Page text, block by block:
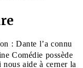
: Dante l’a connu
Comédie possède
aide à cerner la